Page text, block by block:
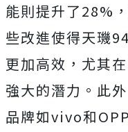
能則提升了28%
些改進使得天璣
更加高效，尤其
強大的潛力。此
品牌如vivo和